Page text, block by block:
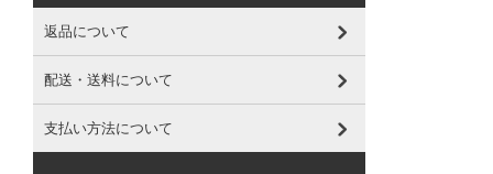
返品について
配送・送料について
支払い方法について